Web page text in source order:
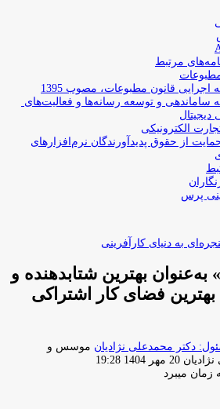
مرتبط
اجرایی قانون مطبوعات، مصوب 1395
سامان­دهی و توسعه رسانه­‌ها و فعالیت‌­های
دیجیتال
الکترونیکی
از حقوق پدیدآورندگان نرم‌افزارهای
پرس
به دنیای کارآفرینی
بهترین شتابدهنده و
بهترین فضای کار اشتراکی
موسس و
ارسال
ایمیل
20 مهر 1404 19:28